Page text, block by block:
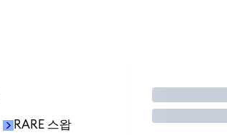
RARE 스왑
거래